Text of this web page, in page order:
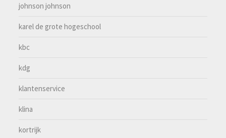
johnson johnson
karel de grote hogeschool
kbc
kdg
klantenservice
klina
kortrijk